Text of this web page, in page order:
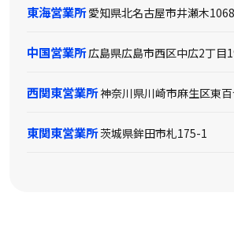
東海営業所 愛知県北名古屋市井瀬木
中国営業所広島県広島市西区中広2丁目
西関東営業所神奈川県川崎市麻生区東
東関東営業所茨城県鉾田市札175-1